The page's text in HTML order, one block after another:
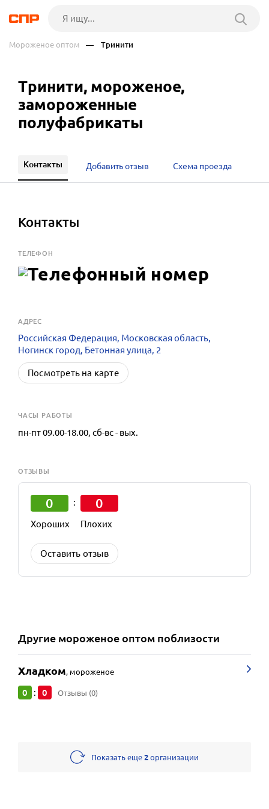
Мороженое оптом — Тринити
Тринити, мороженое,
замороженные
полуфабрикаты
Контакты Добавить отзыв Схема проезда
Контакты
ТЕЛЕФОН
АДРЕС
Российская Федерация, Московская область,
Ногинск город, Бетонная улица, 2
Посмотреть на карте
ЧАСЫ РАБОТЫ
пн-пт 09.00-18.00, сб-вс - вых.
ОТЗЫВЫ
0
Хороших
: 0
Плохих
Оставить отзыв
Другие мороженое оптом поблизости
Хладком, мороженое
0 : 0 Отзывы (0)
Показать еще2организации